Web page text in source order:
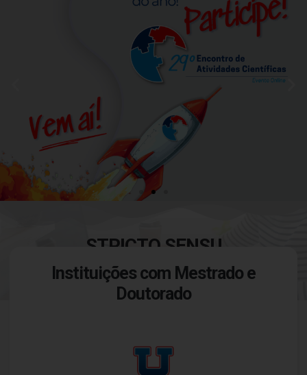
STRICTO SENSU
PESQUISA E PÓS-GRADUAÇÃOSTRICTO SENSU
Instituições com Mestrado e
Doutorado